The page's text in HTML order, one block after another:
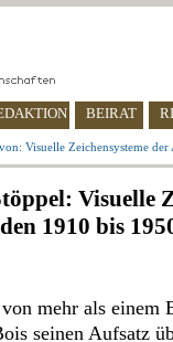
BEIRAT
Visuelle Zeichensysteme
Visuelle
1910 bis
mehr als einem
seinen Aufsatz